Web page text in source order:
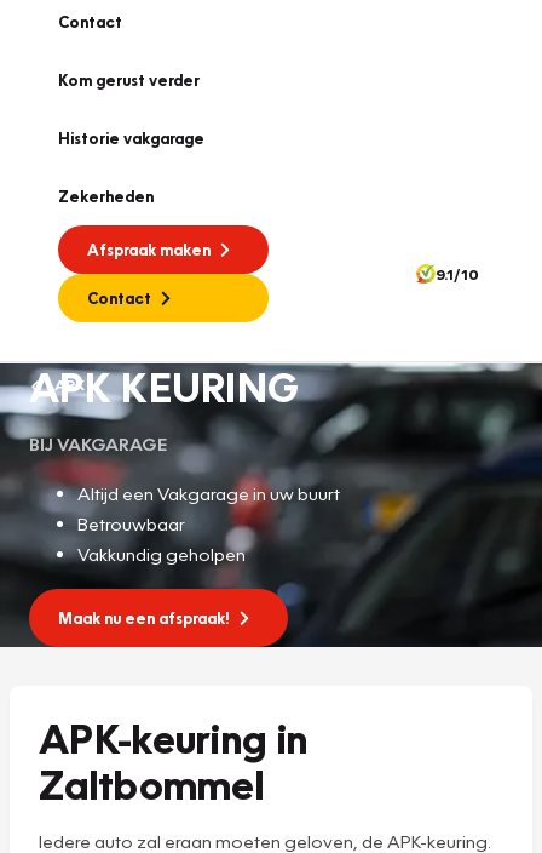
Contact
Kom gerust verder
Historie vakgarage
Zekerheden
Afspraak maken
Contact
9.1/10
APK
APK KEURING
BIJ VAKGARAGE
Altijd een Vakgarage in uw buurt
Betrouwbaar
Vakkundig geholpen
Maak nu een afspraak!
APK-keuring in
Zaltbommel
Iedere auto zal eraan moeten geloven, de APK-keuring.